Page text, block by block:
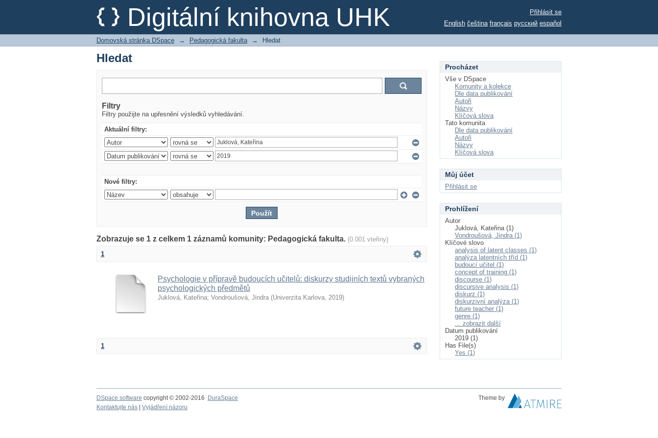
Digitální knihovna UHK
Hledat
Přihlásit se
English čeština français русский español
Domovská stránka DSpace → Pedagogická fakulta → Hledat
Hledat
Filtry
Filtry použijte na upřesnění výsledků vyhledávání.
Aktuální filtry:
Nové filtry:
Zobrazuje se 1 z celkem 1 záznamů komunity: Pedagogická fakulta. (0.001 vteřiny)
1
Psychologie v přípravě budoucích učitelů: diskurzy studijních textů vybraných
psychologických předmětů
Juklová, Kateřina; Vondroušová, Jindra (Univerzita Karlova, 2019)
1
Procházet
Vše v DSpace
Komunity a kolekce
Dle data publikování
Autoři
Názvy
Klíčová slova
Tato komunita
Dle data publikování
Autoři
Názvy
Klíčová slova
Můj účet
Přihlásit se
Prohlížení
Autor
Juklová, Kateřina (1)
Vondroušová, Jindra (1)
Klíčové slovo
analysis of latent classes (1)
analýza latentních tříd (1)
budoucí učitel (1)
concept of training (1)
discourse (1)
discursive analysis (1)
diskurz (1)
diskurzivní analýza (1)
future teacher (1)
genre (1)
... zobrazit další
Datum publikování
2019 (1)
Has File(s)
Yes (1)
DSpace software copyright © 2002-2016 DuraSpace
Theme by
Kontaktujte nás
Vyjádření názoru